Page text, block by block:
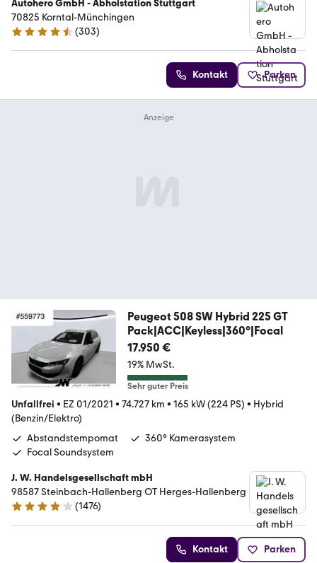
Autohero GmbH - Abholstation Stuttgart
70825 Korntal-Münchingen
4.4 Sterne
(303)
Kontakt Parken
Peugeot 508 SW Hybrid 225 GT
Pack|ACC|Keyless|360°|Focal
17.950 €
19% MwSt.
Sehr guter Preis
Unfallfrei • EZ 01/2021 • 74.727 km • 165 kW (224 PS) • Hybrid
(Benzin/Elektro)
Abstandstempomat
360° Kamerasystem
Focal Soundsystem
J. W. Handelsgesellschaft mbH
98587 Steinbach-Hallenberg OT Herges-Hallenberg
4.2 Sterne
(1476)
Kontakt Parken